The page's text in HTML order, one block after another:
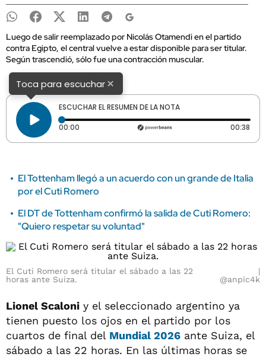
Luego de salir reemplazado por Nicolás Otamendi en el partido
contra Egipto, el central vuelve a estar disponible para ser titular.
Según trascendió, sólo fue una contracción muscular.
Toca para escuchar×
ESCUCHAR EL RESUMEN DE LA NOTA
00:00 Tiempo transcurrido: 0 segundos 00:38
El Tottenham llegó a un acuerdo con un grande de Italia
por el Cuti Romero
El DT de Tottenham confirmó la salida de Cuti Romero:
"Quiero respetar su voluntad"
El Cuti Romero será titular el sábado a las 22
horas ante Suiza.
@anpic4k
Lionel Scaloni y el seleccionado argentino ya
tienen puesto los ojos en el partido por los
cuartos de final del Mundial 2026 ante Suiza, el
sábado a las 22 horas. En las últimas horas se